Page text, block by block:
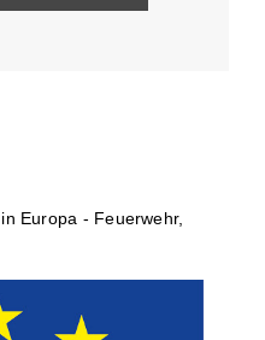
Europa - Feuerwehr,